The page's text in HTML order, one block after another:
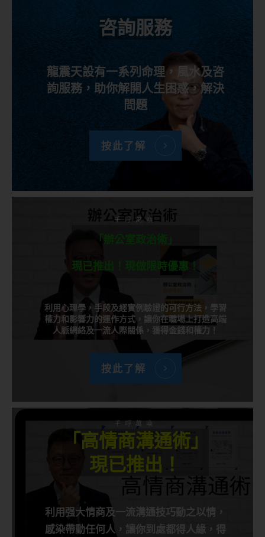
咨詢服務
龍震天設有一系列命理，風水及咨
詢服務，助你解開人生困惑，解決
問題
按此了解
千呼萬喚
「辦公室政治術」
現已推出！現做限時優惠！
利用心理學，手段及經實例驗證的可行方法，學習
權力和影響力的運作方式，讓你在職場上打造高端
人脈網絡及一流人際關係，獲得金錢和權力！
按此了解
千呼萬喚
「高情商溝通術」
現已推出！
利用强大情商及一流溝通技巧動之以情，
感染帶動任何人，讓你到處都得人緣，得